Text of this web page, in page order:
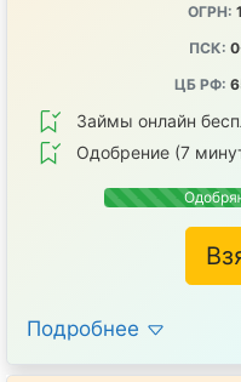
ОГРН:
ПСК:
ЦБ РФ:
Займы онлайн
Одобрение (7
Подробнее